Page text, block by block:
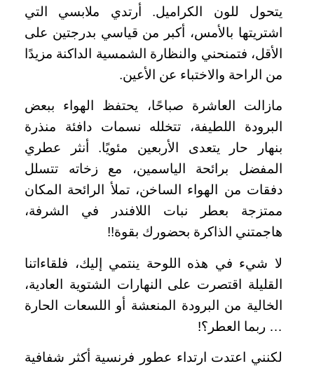
يتحول للون الكراميل. أرتدي ملابسي التي
اشتريتها بالأمس، أكبر من قياسي بدرجتين على
الأقل، فتمنحني والنظارة الشمسية الداكنة مزيدًا
من الراحة والاختباء عن الأعين.
مازالت العاشرة صباحًا، يحتفظ الهواء ببعض
البرودة اللطيفة، تتخلله نسمات دافئة منذرة
بنهار حار يتعدى الأربعين مئويًا. أنثر عطري
المفضل برائحة الياسمين، مع زخاته تتسلل
دفقات من الهواء الساخن، تملأ الرائحة المكان
ممتزجة بعطر نبات اللافندر في الشرفة،
هاجمتني الذاكرة بحضورك بقوة!!
لا شيء في هذه اللوحة ينتمي إليك، فلقاءاتنا
القليلة اقتصرت على النهارات الشتوية العادية،
الخالية من البرودة المنعشة أو اللسعات الحارة
… ربما العطر؟!
لكنني اعتدت ارتداء عطور فرنسية أكثر شفافية